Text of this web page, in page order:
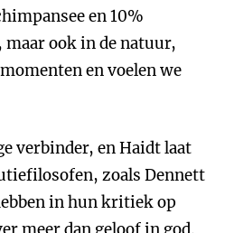
en 10%
ook in de natuur,
en voelen we
verbinder, en Haidt laat
zoals Dennett
in hun kritiek op